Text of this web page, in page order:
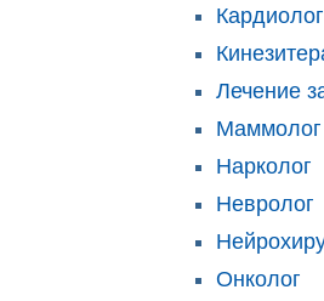
Кардиолог
Лечение
Маммолог
Нарколог
Невролог
Онколог